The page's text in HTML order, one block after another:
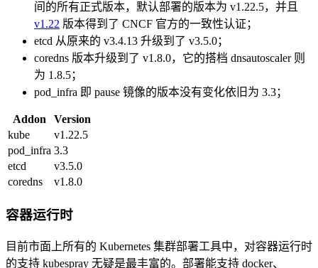
间的所有正式版本，默认部署的版本为 v1.22.5，并且
v1.22 版本得到了 CNCF 官方的一致性认证；
etcd 从原来的 v3.4.13 升级到了 v3.5.0；
coredns 版本升级到了 v1.8.0，它的搭档 dnsautoscaler 则
为 1.8.5；
pod_infra 即 pause 镜像的版本没有变化依旧为 3.3；
Addon
Version
kube
v1.22.5
pod_infra 3.3
etcd
v3.5.0
coredns
v1.8.0
容器运行时
目前市面上所有的 Kubernetes 集群部署工具中，对容器运行时
的支持 kubespray 无疑是最丰富的。部署能支持 docker、